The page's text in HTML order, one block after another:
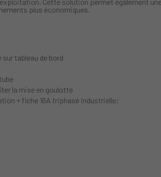
plus économiques.
tableau de bord
la mise en goulotte
+ fiche 16A triphasé industrielle;